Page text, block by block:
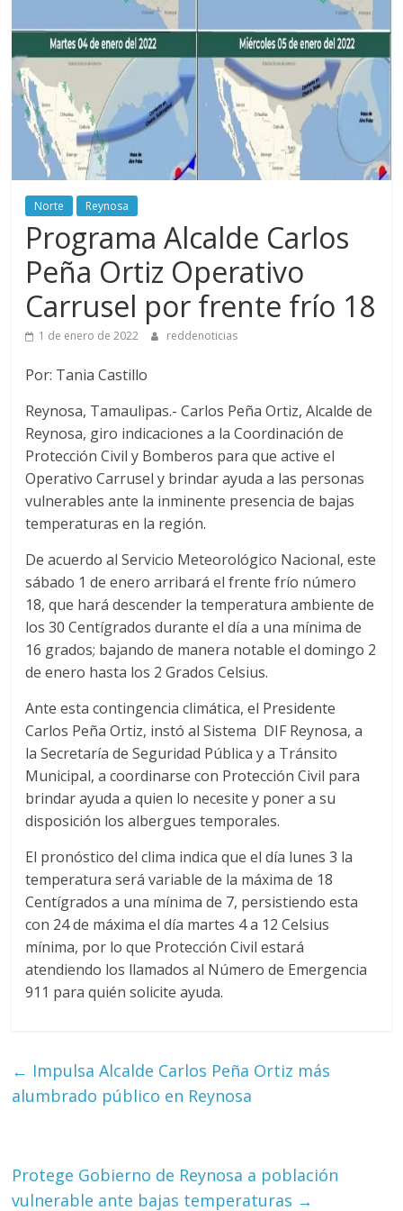
Norte Reynosa
Programa Alcalde Carlos
Peña Ortiz Operativo
Carrusel por frente frío 18
1 de enero de 2022 reddenoticias
Por: Tania Castillo
Reynosa, Tamaulipas.- Carlos Peña Ortiz, Alcalde de
Reynosa, giro indicaciones a la Coordinación de
Protección Civil y Bomberos para que active el
Operativo Carrusel y brindar ayuda a las personas
vulnerables ante la inminente presencia de bajas
temperaturas en la región.
De acuerdo al Servicio Meteorológico Nacional, este
sábado 1 de enero arribará el frente frío número
18, que hará descender la temperatura ambiente de
los 30 Centígrados durante el día a una mínima de
16 grados; bajando de manera notable el domingo 2
de enero hasta los 2 Grados Celsius.
Ante esta contingencia climática, el Presidente
Carlos Peña Ortiz, instó al Sistema DIF Reynosa, a
la Secretaría de Seguridad Pública y a Tránsito
Municipal, a coordinarse con Protección Civil para
brindar ayuda a quien lo necesite y poner a su
disposición los albergues temporales.
El pronóstico del clima indica que el día lunes 3 la
temperatura será variable de la máxima de 18
Centígrados a una mínima de 7, persistiendo esta
con 24 de máxima el día martes 4 a 12 Celsius
mínima, por lo que Protección Civil estará
atendiendo los llamados al Número de Emergencia
911 para quién solicite ayuda.
← Impulsa Alcalde Carlos Peña Ortiz más
alumbrado público en Reynosa
Protege Gobierno de Reynosa a población
vulnerable ante bajas temperaturas →